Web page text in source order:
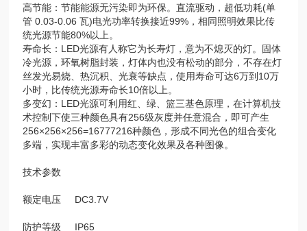
高节能：节能能源无污染即为环保。直流驱动，超低功耗(单
管 0.03-0.06 瓦)电光功率转换接近99%，相同照明效果比传
统光源节能80%以上。
寿命长：LED光源有人称它为长寿灯，意为不熄灭的灯。固体
冷光源，环氧树脂封装，灯体内也没有松动的部分，不存在灯
丝发光易烧、热沉积、光衰等缺点，使用寿命可达6万到10万
小时，比传统光源寿命长10倍以上。
多变幻：LED光源可利用红、绿、篮三基色原理，在计算机技
术控制下使三种颜色具有256级灰度并任意混合，即可产生
256×256×256=16777216种颜色，形成不同光色的组合变化
多端，实现丰富多彩的动态变化效果及各种图像。
技术参数
额定电压 DC3.7V
防护等级 IP65